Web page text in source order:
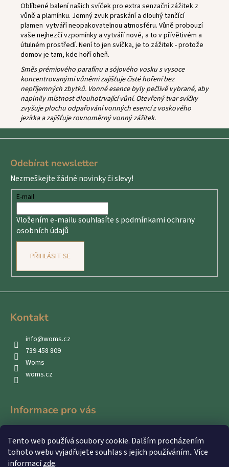
Tento web používá soubory cookie. Dalším procházením
tohoto webu vyjadřujete souhlas s jejich používáním.. Více
informacízde.
Oblíbené balení našich svíček pro extra senzační zážitek z
vůně a plamínku. Jemný zvuk praskání a dlouhý tančící
plamen vytváří neopakovatelnou atmosféru. Vůně probouzí
vaše nejhezčí vzpomínky a vytváří nové, a to v přívětivém a
útulném prostředí. Není to jen svíčka, je to zážitek - protože
domov je tam, kde hoří oheň.
Směs prémiového parafínu a sójového vosku s vysoce
koncentrovanými vůněmi zajišťuje čisté hoření bez
nepříjemných zbytků. Vonné esence byly pečlivě vybrané, aby
naplnily místnost dlouhotrvající vůní. Otevřený tvar svíčky
zvyšuje plochu odpařování vonných esencí z voskového
jezírka a zajišťuje rovnoměrný vonný zážitek.
Odebírat newsletter
Nezmeškejte žádné novinky či slevy!
E-mail
Vložením e-mailu souhlasíte s podmínkami ochrany
osobních údajů
PŘIHLÁSIT SE
Kontakt
info@woms.cz
739 458 809
Woms
woms.cz
Informace pro vás
Obchodní podmínky
Podmínky ochrany osobních údajů